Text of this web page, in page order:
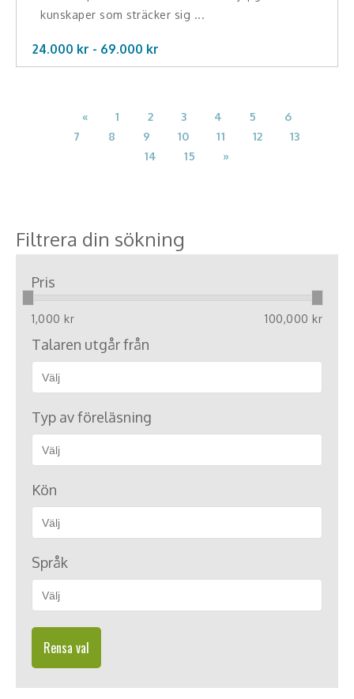
kunskaper som sträcker sig ...
24.000 kr - 69.000 kr
« 1 2 3 4 5
6
7
8 9 10 11 12
13
14
15 »
Filtrera din sökning
Pris
1,000 kr 100,000 kr
Talaren utgår från
Typ av föreläsning
Kön
Språk
Rensa val